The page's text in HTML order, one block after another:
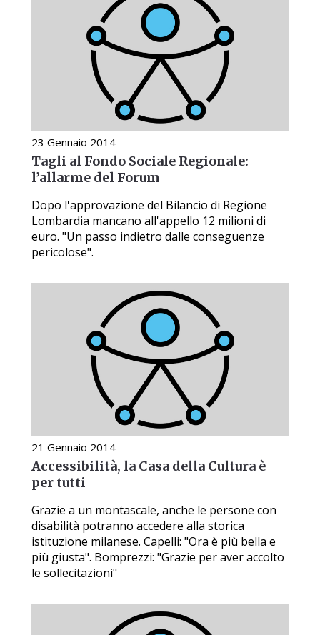
23 Gennaio 2014
Tagli al Fondo Sociale Regionale:
l’allarme del Forum
Dopo l'approvazione del Bilancio di Regione
Lombardia mancano all'appello 12 milioni di
euro. "Un passo indietro dalle conseguenze
pericolose".
21 Gennaio 2014
Accessibilità, la Casa della Cultura è
per tutti
Grazie a un montascale, anche le persone con
disabilità potranno accedere alla storica
istituzione milanese. Capelli: "Ora è più bella e
più giusta". Bomprezzi: "Grazie per aver accolto
le sollecitazioni"